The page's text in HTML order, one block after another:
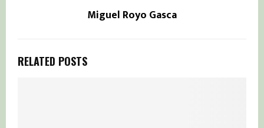
Miguel Royo Gasca
RELATED POSTS